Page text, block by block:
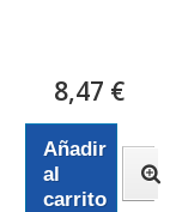
8,47 €
Añadir
al
carrito